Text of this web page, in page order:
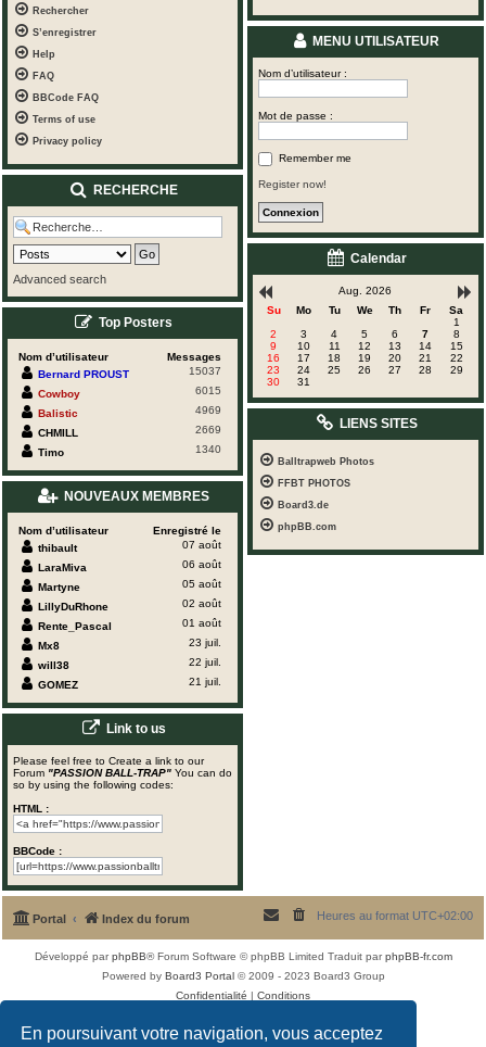
En poursuivant votre navigation, vous acceptez
Rechercher
S’enregistrer
Help
FAQ
BBCode FAQ
Terms of use
Privacy policy
RECHERCHE
Advanced search
Top Posters
Nom d’utilisateur
Messages
Bernard PROUST
15037
Cowboy
6015
Balistic
4969
CHMILL
2669
Timo
1340
NOUVEAUX MEMBRES
Nom d’utilisateur
Enregistré le
thibault
07 août
LaraMiva
06 août
Martyne
05 août
LillyDuRhone
02 août
Rente_Pascal
01 août
Mx8
23 juil.
will38
22 juil.
GOMEZ
21 juil.
Link to us
Please feel free to Create a link to our
Forum "PASSION BALL-TRAP" You can do
so by using the following codes:
HTML :
BBCode :
MENU UTILISATEUR
Nom d’utilisateur :
Mot de passe :
Remember me
Register now!
Calendar
Aug. 2026
Su
Mo Tu We Th Fr
Sa
1
2
3 4 5 6 7
8
9
10 11 12 13 14
15
16
17 18 19 20 21
22
23
24 25 26 27 28
29
30
31
LIENS SITES
Balltrapweb Photos
FFBT PHOTOS
Board3.de
phpBB.com
Portal Index du forum Heures au format UTC+02:00
Développé parphpBB® Forum Software © phpBB Limited Traduit parphpBB-fr.com
Powered by Board3 Portal© 2009 - 2023 Board3 Group
Confidentialité | Conditions